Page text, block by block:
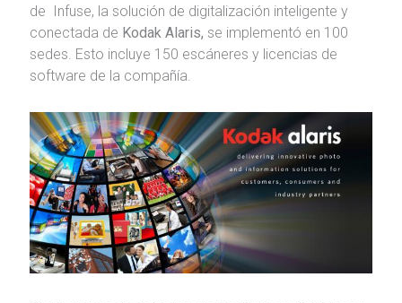
de Infuse, la solución de digitalización inteligente y
conectada de Kodak Alaris, se implementó en 100
sedes. Esto incluye 150 escáneres y licencias de
software de la compañía.